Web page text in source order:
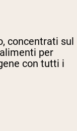
concentrati sul
per
con tutti i